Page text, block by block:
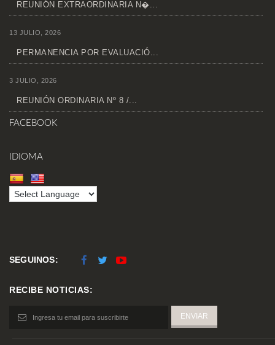
REUNIÓN EXTRAORDINARIA N�...
13 JULIO, 2026
PERMANENCIA POR EVALUACIÓ...
3 JULIO, 2026
REUNIÓN ORDINARIA Nº 8 /...
FACEBOOK
IDIOMA
SEGUINOS:
RECIBE NOTICIAS: